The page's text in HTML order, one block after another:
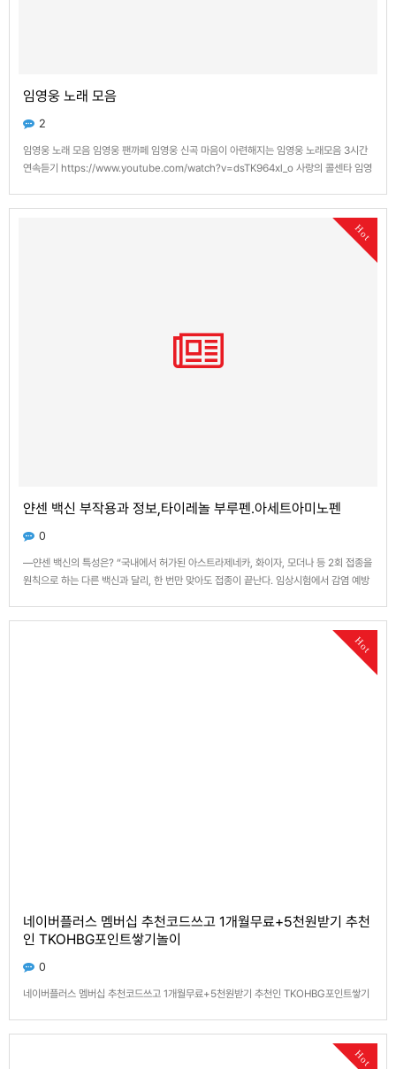
임영웅 노래 모음
2
임영웅 노래 모음 임영웅 팬까페 임영웅 신곡 마음이 아련해지는 임영웅 노래모음 3시간
연속듣기 https://www.youtube.com/watch?v=dsTK964xl_o 사랑의 콜센타 임영
Hot
얀센 백신 부작용과 정보,타이레놀 부루펜.아세트아미노펜
0
—얀센 백신의 특성은? “국내에서 허가된 아스트라제네카, 화이자, 모더나 등 2회 접종을
원칙으로 하는 다른 백신과 달리, 한 번만 맞아도 접종이 끝난다. 임상시험에서 감염 예방
Hot
네이버플러스 멤버십 추천코드쓰고 1개월무료+5천원받기 추천
인 TKOHBG포인트쌓기놀이
0
네이버플러스 멤버십 추천코드쓰고 1개월무료+5천원받기 추천인 TKOHBG포인트쌓기
체에서 하는 이벤트에요! 돈 드는거 절대 아님! [클릭하면 멤버십 가입으로 이동해요]----
Hot